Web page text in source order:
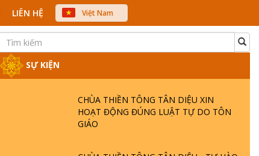
LIÊN HỆ
Việt Nam
中文
SỰ KIỆN
CHÙA THIỀN TÔNG TÂN DIỆU XIN
HOẠT ĐỘNG ĐÚNG LUẬT TỰ DO TÔN
GIÁO